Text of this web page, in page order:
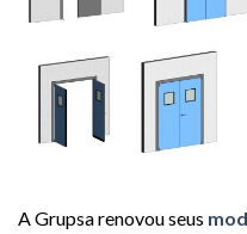
A Grupsa renovou seus